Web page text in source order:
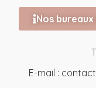
Nos
E-mail :